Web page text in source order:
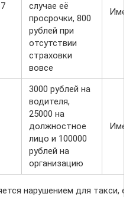
случае её
просрочки, 800
рублей при
отсутствии
страховки
вовсе
3000 рублей на
водителя,
25000 на
должностное
лицо и 100000
рублей на
организацию
нарушением для такси,